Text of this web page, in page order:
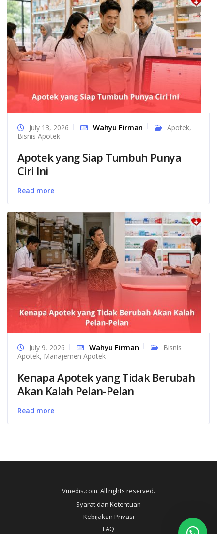
July 13, 2026 Wahyu Firman Apotek,
Bisnis Apotek
Apotek yang Siap Tumbuh Punya
Ciri Ini
Read more
July 9, 2026 Wahyu Firman
Bisnis
Apotek, Manajemen Apotek
Kenapa Apotek yang Tidak Berubah
Akan Kalah Pelan-Pelan
Read more
Vmedis.com. All rights reserved.
Syarat dan Ketentuan
Kebijakan Privasi
FAQ